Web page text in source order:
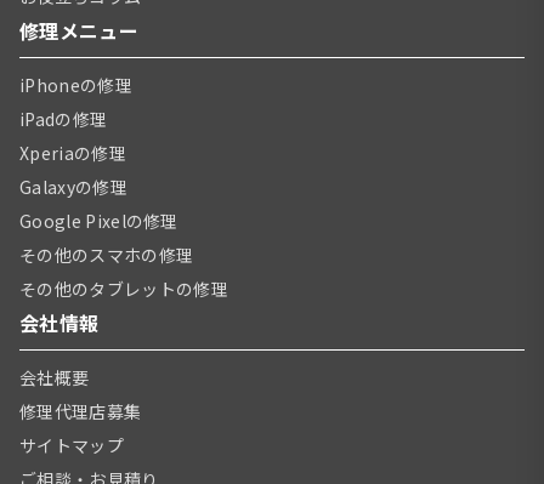
修理メニュー
iPhoneの修理
iPadの修理
Xperiaの修理
Galaxyの修理
Google Pixelの修理
その他のスマホの修理
その他のタブレットの修理
会社情報
会社概要
修理代理店募集
サイトマップ